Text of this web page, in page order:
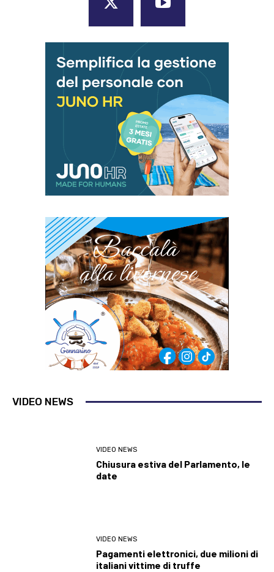
VIDEO NEWS
VIDEO NEWS
Chiusura estiva del Parlamento, le
date
VIDEO NEWS
Pagamenti elettronici, due milioni di
italiani vittime di truffe